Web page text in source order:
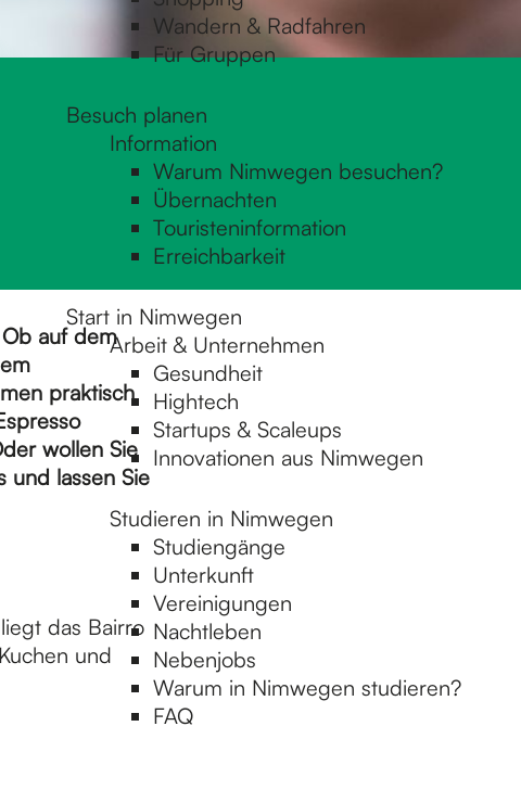
Wandern & Radfahren
Für Gruppen
Besuch planen
Information
Warum Nimwegen besuchen?
Übernachten
Touristeninformation
Erreichbarkeit
Start in Nimwegen
Arbeit & Unternehmen
Gesundheit
Hightech
Startups & Scaleups
Innovationen aus Nimwegen
Studieren in Nimwegen
Studiengänge
Unterkunft
Vereinigungen
Nachtleben
Nebenjobs
Warum in Nimwegen studieren?
FAQ
auf dem
praktisch
wollen Sie
und lassen Sie
das Bairro
und